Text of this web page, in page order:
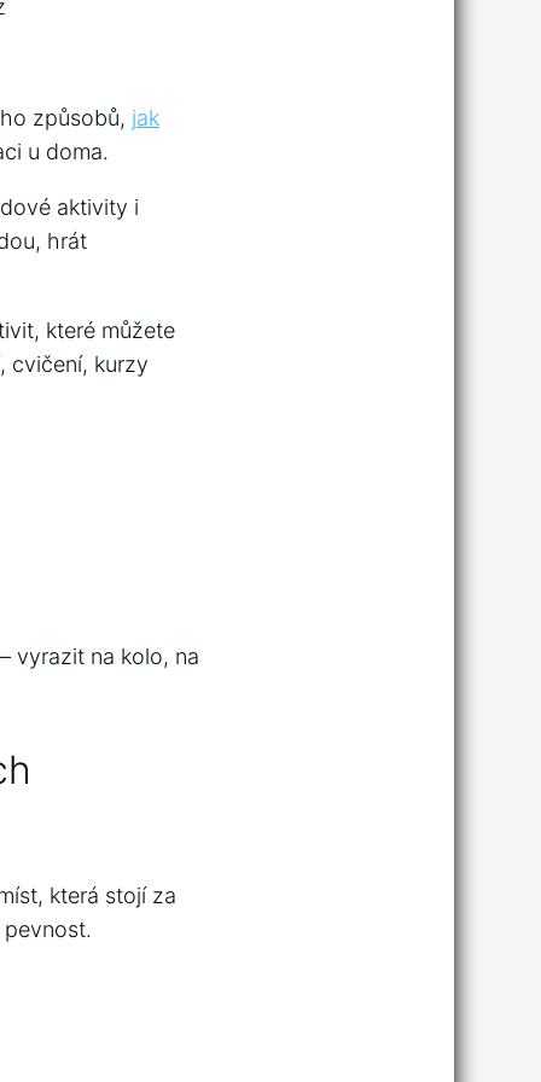
způsobů, jak
u doma.
aktivity i
hrát
které můžete
cvičení, kurzy
vyrazit na kolo, na
která stojí za